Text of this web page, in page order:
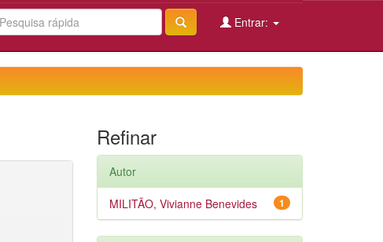
Entrar:
Refinar
Autor
1
MILITÃO, Vivianne Benevides